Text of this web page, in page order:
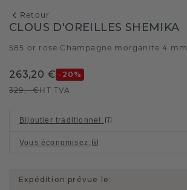
Retour
CLOUS D'OREILLES SHEMIKA
585 or rose /Champagne morganite 4 mm
263,20 € -20 %
329,- €HT TVA
Bijoutier traditionnel :
Vous économisez:
Expédition prévue le: